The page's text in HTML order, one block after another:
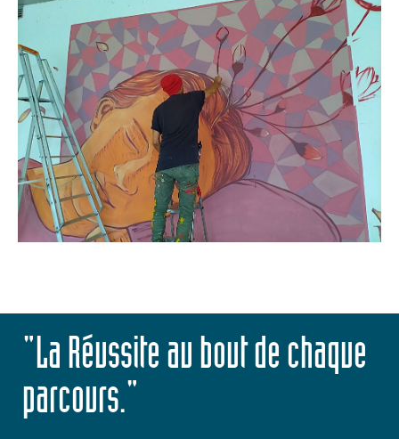
"La Réussite au bout de chaque
parcours."